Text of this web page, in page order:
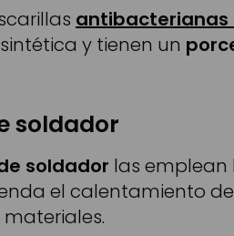
antibacterianas
y tienen un
soldador
soldador las emplean
el calentamiento